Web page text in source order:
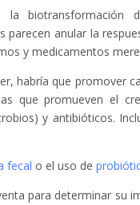
la biotransformación
anular la
y medicamentos
habría que promover
que promueven el
y antibióticos.
fecal o el uso de
para determinar su